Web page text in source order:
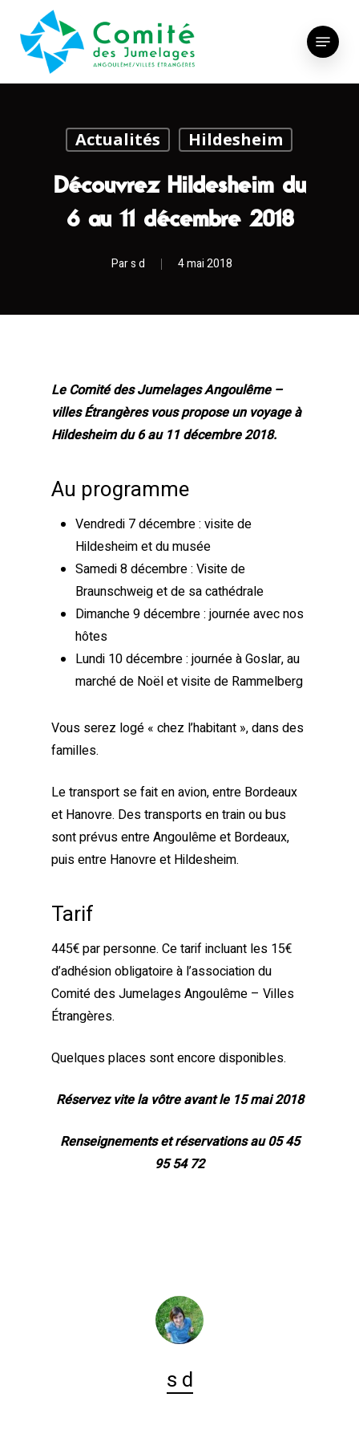
main
Menu
Actualités Hildesheim
Découvrez Hildesheim du
6 au 11 décembre 2018
Pars d 4 mai 2018
Le Comité des Jumelages Angoulême –
villes Étrangères vous propose un voyage à
Hildesheim du 6 au 11 décembre 2018.
Au programme
Vendredi 7 décembre : visite de
Hildesheim et du musée
Samedi 8 décembre : Visite de
Braunschweig et de sa cathédrale
Dimanche 9 décembre : journée avec nos
hôtes
Lundi 10 décembre : journée à Goslar, au
marché de Noël et visite de Rammelberg
Vous serez logé « chez l’habitant », dans des
familles.
Le transport se fait en avion, entre Bordeaux
et Hanovre. Des transports en train ou bus
sont prévus entre Angoulême et Bordeaux,
puis entre Hanovre et Hildesheim.
Tarif
445€ par personne. Ce tarif incluant les 15€
d’adhésion obligatoire à l’association du
Comité des Jumelages Angoulême – Villes
Étrangères.
Quelques places sont encore disponibles.
Réservez vite la vôtre avant le 15 mai 2018
Renseignements et réservations au 05 45
95 54 72
s d